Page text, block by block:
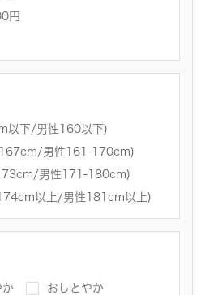
円
以下/男性160以下)
男性161-170cm)
男性171-180cm)
以上/男性181cm以上)
か
おしとやか